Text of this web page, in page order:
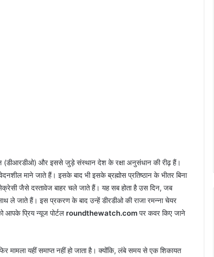
(डीआरडीओ) और इससे जुड़े संस्थान देश के रक्षा अनुसंधान की रीढ़ हैं।
माने जाते हैं। इसके बाद भी इसके ब्रह्मोस प्रतिष्ठान के भीतर बिना
जैसे दस्तावेज बाहर चले जाते हैं। यह सब होता है उस दिन, जब
ले जाते हैं। इस प्रकरण के बाद उन्हें डीरडीओ की राजा रमन्ना चेयर
आपके प्रिय न्यूज पोर्टल roundthewatch.comपर कवर किए जाने
मामला यहीं समाप्त नहीं हो जाता है। क्योंकि, लंबे समय से एक शिकायत